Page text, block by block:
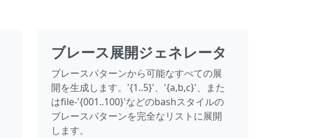
ブレース展開ジェネレータ
ブレースパターンから可能なすべての展
開を生成します。'{1..5}'、'{a,b,c}'、また
はfile-'{001..100}'などのbashスタイルの
ブレースパターンを完全なリストに展開
します。